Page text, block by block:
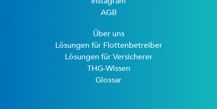
AGB
Über uns
Lösungen für Flottenbetreiber
Lösungen für Versicherer
THG-Wissen
Glossar